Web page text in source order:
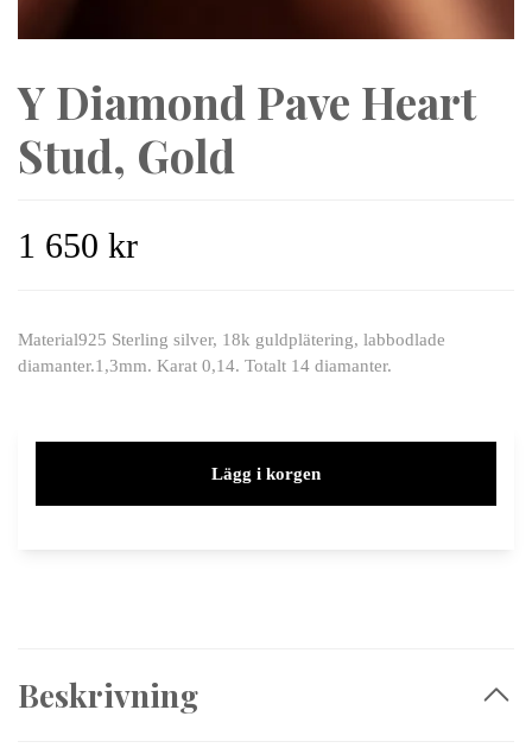
Y Diamond Pave Heart
Stud, Gold
1 650 kr
Material925 Sterling silver, 18k guldplätering, labbodlade
diamanter.1,3mm. Karat 0,14. Totalt 14 diamanter.
Lägg i korgen
Beskrivning